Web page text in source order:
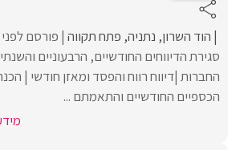
הוד השרון נתניה פתח תקווה פורסם
סגירת הדיווחים החודשיים, הרבעוניים
החברות |דיווח רווח והפסד ומאזן חודשי |
הכספיים החודשיים והתאמתם ...